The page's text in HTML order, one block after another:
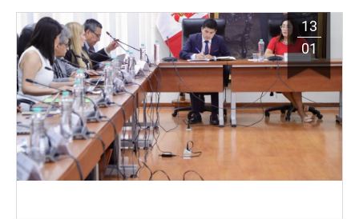
13
01